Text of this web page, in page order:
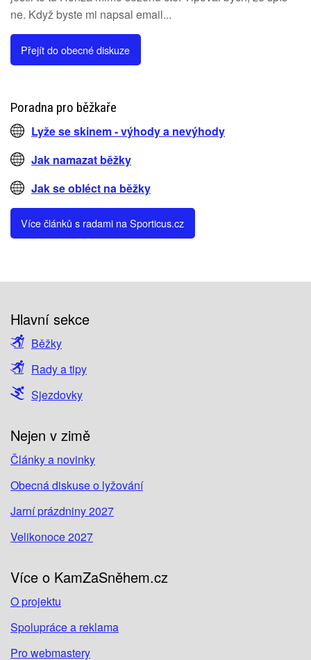
ne. Když byste mi napsal email...
Přejít do obecné diskuze
Poradna pro běžkaře
Lyže se skinem - výhody a nevýhody
Jak namazat běžky
Jak se obléct na běžky
Více článků s radami na Sporticus.cz
Hlavní sekce
Běžky
Rady a tipy
Sjezdovky
Nejen v zimě
Články a novinky
Obecná diskuse o lyžování
Jarní prázdniny 2027
Velikonoce 2027
Více o KamZaSněhem.cz
O projektu
Spolupráce a reklama
Pro webmastery